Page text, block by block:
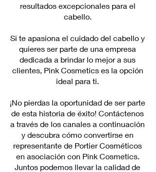
resultados excepcionales para el
cabello.
Si te apasiona el cuidado del cabello y
quieres ser parte de una empresa
dedicada a brindar lo mejor a sus
clientes, Pink Cosmetics es la opción
ideal para ti.
¡No pierdas la oportunidad de ser parte
de esta historia de éxito! Contáctenos
a través de los canales a continuación
y descubra cómo convertirse en
representante de Portier Cosméticos
en asociación con Pink Cosmetics.
Juntos podemos llevar la calidad de